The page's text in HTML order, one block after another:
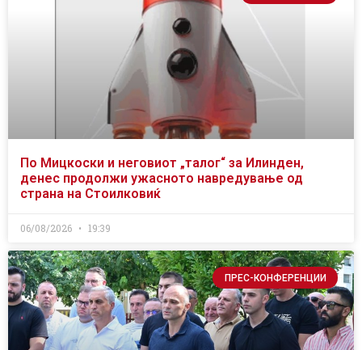
По Мицкоски и неговиот „талог“ за Илинден,
денес продолжи ужасното навредување од
страна на Стоилковиќ
06/08/2026 19:39
ПРЕС-КОНФЕРЕНЦИИ